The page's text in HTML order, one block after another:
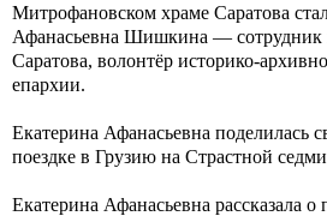
Митрофановском храме Саратова
Афанасьевна Шишкина — сотрудник
Саратова, волонтёр историко-
епархии.
Екатерина Афанасьевна поделилась
поездке в Грузию на Страстной
Екатерина Афанасьевна рассказала